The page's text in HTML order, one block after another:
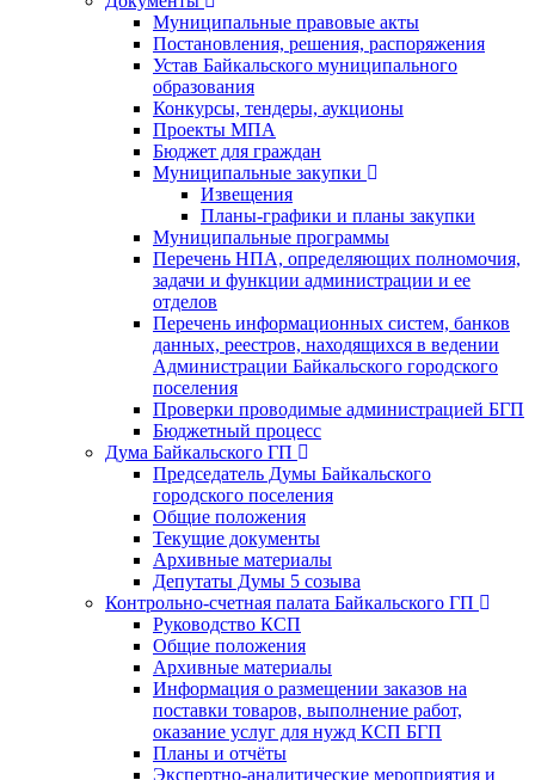
Муниципальные правовые акты
Постановления, решения, распоряжения
Устав Байкальского муниципального
образования
Конкурсы, тендеры, аукционы
Проекты МПА
Бюджет для граждан
Муниципальные закупки
Извещения
Планы-графики и планы закупки
Муниципальные программы
Перечень НПА, определяющих полномочия,
задачи и функции администрации и ее
отделов
Перечень информационных систем, банков
данных, реестров, находящихся в ведении
Администрации Байкальского городского
поселения
Проверки проводимые администрацией БГП
Бюджетный процесс
Дума Байкальского ГП
Председатель Думы Байкальского
городского поселения
Общие положения
Текущие документы
Архивные материалы
Депутаты Думы 5 созыва
Контрольно-счетная палата Байкальского ГП
Руководство КСП
Общие положения
Архивные материалы
Информация о размещении заказов на
поставки товаров, выполнение работ,
оказание услуг для нужд КСП БГП
Планы и отчёты
Экспертно-аналитические мероприятия и